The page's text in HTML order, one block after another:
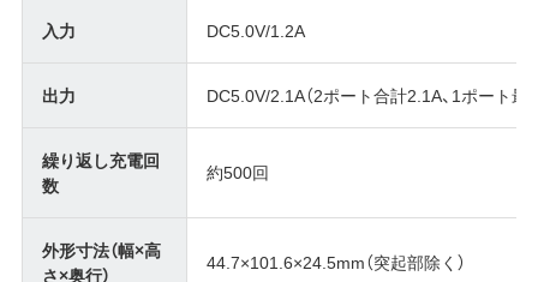
入力 DC5.0V/1.2A
出力 DC5.0V/2.1A（2ポート合計2.1A、1ポート最
繰り返し充電回
数
約500回
外形寸法（幅×高
さ×奥行）
44.7×101.6×24.5mm（突起部除く）